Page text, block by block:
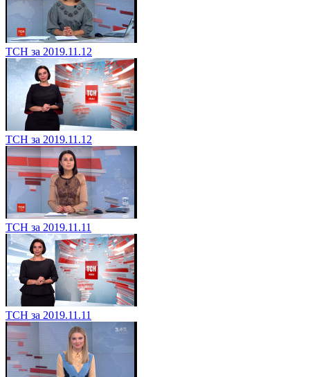
ТСН за 2019.11.12
ТСН за 2019.11.12
ТСН за 2019.11.11
ТСН за 2019.11.11